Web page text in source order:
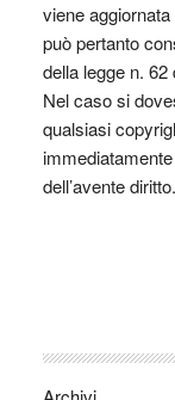
viene
può pertanto
della legge n. 62
Nel caso si
qualsiasi
dell’avente diritto.